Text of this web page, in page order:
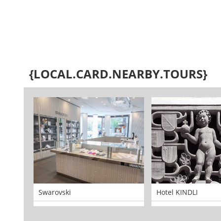
{LOCAL.CARD.NEARBY.TOURS}
Swarovski Hotel KINDLI